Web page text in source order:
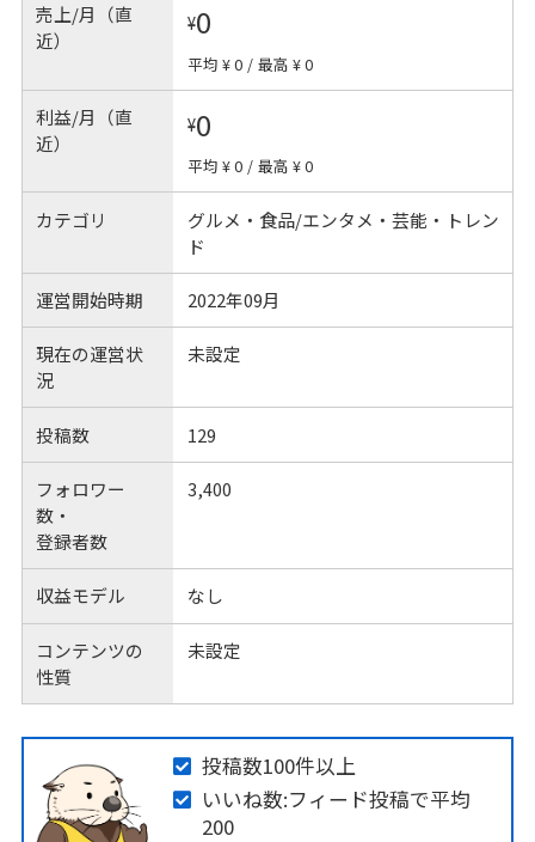
売上/月（直
近）
¥0
平均 ¥ 0 / 最高 ¥ 0
利益/月（直
近）
¥0
平均 ¥ 0 / 最高 ¥ 0
カテゴリ
グルメ・食品/エンタメ・芸能・トレン
ド
運営開始時期 2022年09月
現在の運営状
況
未設定
投稿数 129
フォロワー
数・
登録者数
3,400
収益モデル なし
コンテンツの
性質
未設定
投稿数100件以上
いいね数:フィード投稿で平均
200